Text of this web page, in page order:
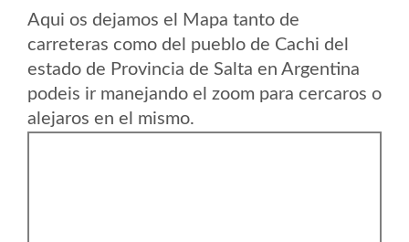
Aqui os dejamos el Mapa tanto de
carreteras como del pueblo de Cachi del
estado de Provincia de Salta en Argentina
podeis ir manejando el zoom para cercaros o
alejaros en el mismo.